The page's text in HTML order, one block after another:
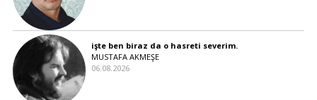
işte ben biraz da o hasreti severim.
MUSTAFA AKMEŞE
06.08.2026